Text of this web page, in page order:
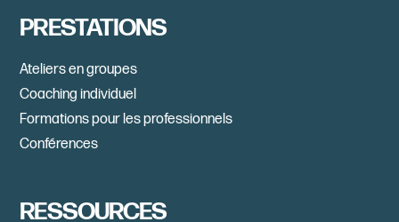
PRESTATIONS
Ateliers en groupes
Coaching individuel
Formations pour les professionnels
Conférences
RESSOURCES